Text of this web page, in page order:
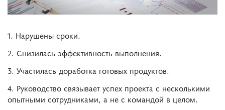
1. Нарушены сроки.
2. Снизилась эффективность выполнения.
3. Участилась доработка готовых продуктов.
4. Руководство связывает успех проекта с несколькими
опытными сотрудниками, а не с командой в целом.